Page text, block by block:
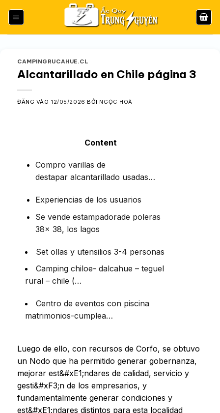
qua
CAMPINGRUCAHUE.CL
Alcantarillado en Chile página 3
ĐĂNG VÀO 12/05/2026 BỞI NGỌC HOÀ
Content
Compro varillas de
destapar alcantarillado usadas…
Experiencias de los usuarios
Se vende estampadorade poleras
38x 38, los lagos
Set ollas y utensilios 3-4 personas
Camping chiloe- dalcahue – teguel
rural – chile (…
Centro de eventos con piscina
matrimonios-cumplea…
Luego de ello, con recursos de Corfo, se obtuvo
un Nodo que ha permitido generar gobernanza,
mejorar est&#xE1;ndares de calidad, servicio y
gesti&#xF3;n de los empresarios, y
fundamentalmente generar condiciones y
est&#xE1;ndares distintos para esta localidad